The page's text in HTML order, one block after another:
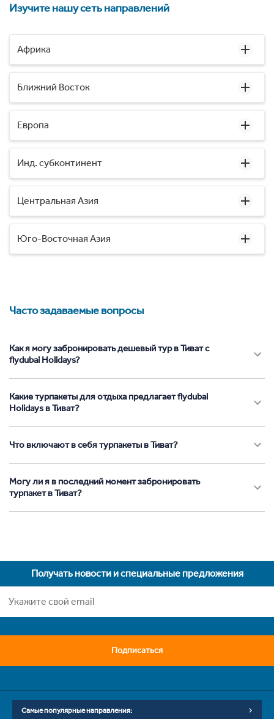
Изучите нашу сеть направлений
Африка
Ближний Восток
Европа
Инд. субконтинент
Центральная Азия
Юго-Восточная Азия
Часто задаваемые вопросы
Как я могу забронировать дешевый тур в Тиват с
flydubai Holidays?
Какие турпакеты для отдыха предлагает flydubai
Holidays в Тиват?
Что включают в себя турпакеты в Тиват?
Могу ли я в последний момент забронировать
турпакет в Тиват?
Получать новости и специальные предложения
Подписаться
Самые популярные направления: